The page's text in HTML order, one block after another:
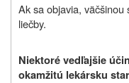
Ak sa objavia,
liečby.
Niektoré vedľajšie
okamžitú lekársku